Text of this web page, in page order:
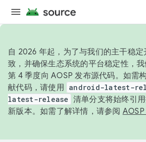
自 2026 年起，为了与我们的主干稳
致，并确保生态系统的平台稳定性，
第 4 季度向 AOSP 发布源代码。如需
献代码，请使用 android-latest-
latest-release 清单分支将始终引
新版本。如需了解详情，请参阅